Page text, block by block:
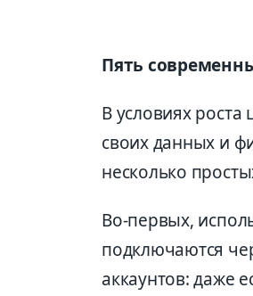
Пять
В условиях
своих данных и
несколько
Во-первых,
подключаются
аккаунтов: даже